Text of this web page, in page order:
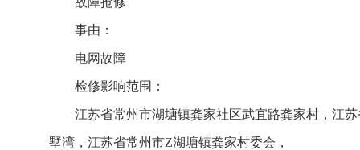
事由：
电网故障
检修影响范围：
江苏省常州市湖塘镇龚家社区武宜路龚家村，江
墅湾，江苏省常州市Z湖塘镇龚家村委会，